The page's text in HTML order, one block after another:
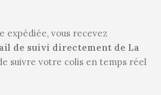
expédiée, vous recevez
de suivi directement de La
suivre votre colis en temps réel